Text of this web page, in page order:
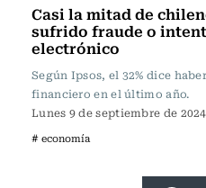
Casi la mitad de
sufrido fraude o
electrónico
Según Ipsos, el 32% dice
financiero en el último año.
Lunes 9 de septiembre de 2024
# economía